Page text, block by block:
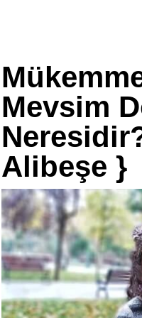
Mevsim
Alibeşe }